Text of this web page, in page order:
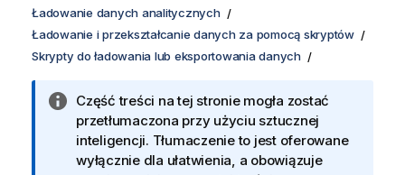
Ładowanie danych analitycznych
Ładowanie i przekształcanie danych za pomocą skryptów
Skrypty do ładowania lub eksportowania danych
Część treści na tej stronie mogła zostać
przetłumaczona przy użyciu sztucznej
inteligencji. Tłumaczenie to jest oferowane
wyłącznie dla ułatwienia, a obowiązuje